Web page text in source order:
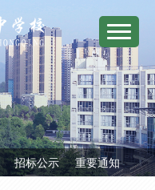
招标公示 重要通知